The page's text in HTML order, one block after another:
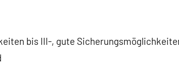
bis III-, gute